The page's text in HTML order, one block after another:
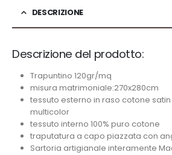
DESCRIZIONE
Descrizione del prodotto:
Trapuntino 120gr/mq
misura matrimoniale:270x280cm
tessuto esterno in raso cotone
multicolor
tessuto interno 100% puro cotone
traputatura a capo piazzata con
Sartoria artigianale interamente